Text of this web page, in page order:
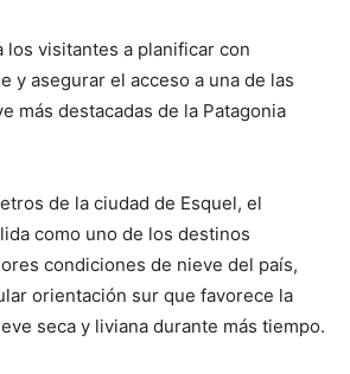
los visitantes a planificar con
y asegurar el acceso a una de las
más destacadas de la Patagonia
de la ciudad de Esquel, el
como uno de los destinos
condiciones de nieve del país,
orientación sur que favorece la
seca y liviana durante más tiempo.